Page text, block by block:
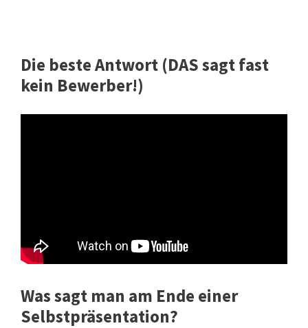
Die beste Antwort (DAS sagt fast
kein Bewerber!)
Was sagt man am Ende einer
Selbstpräsentation?